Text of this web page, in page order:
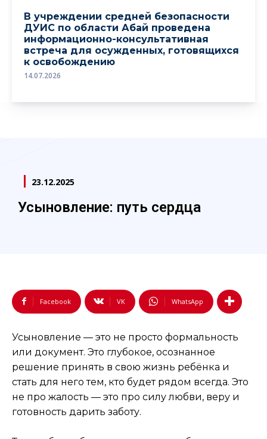
В учреждении средней безопасности
ДУИС по области Абай проведена
информационно-консультативная
встреча для осужденных, готовящихся
к освобождению
14.07.2026